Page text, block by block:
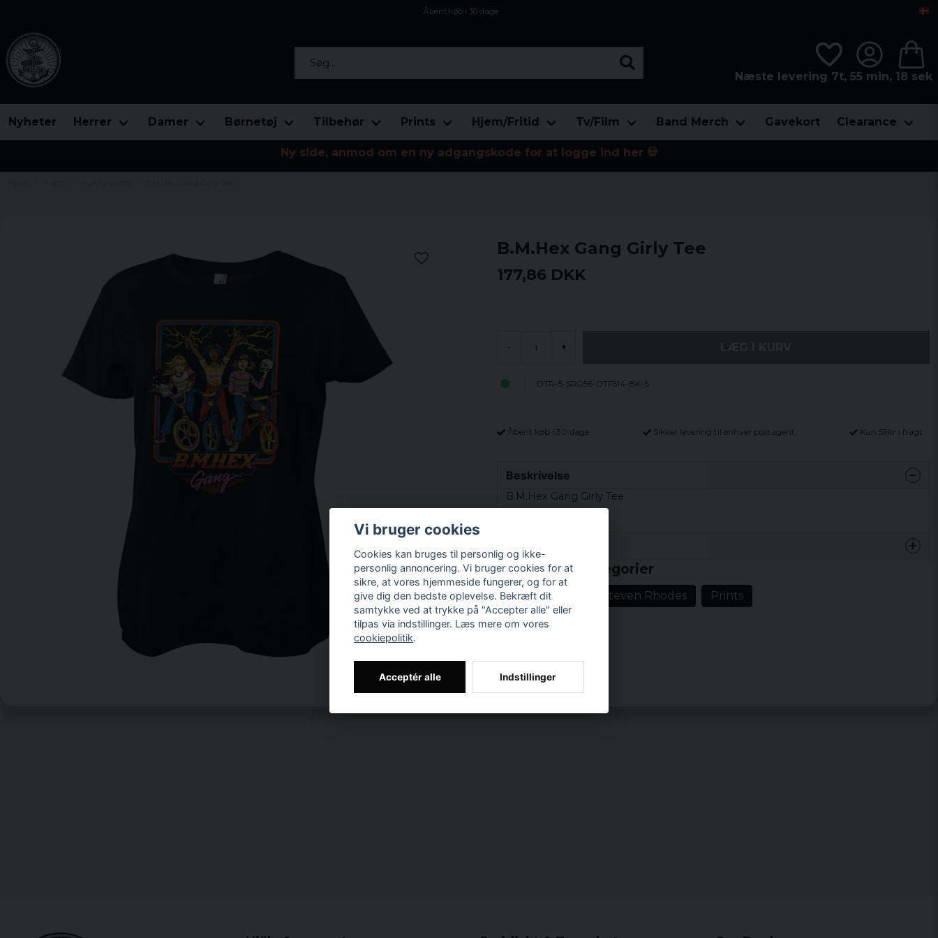
Åbent køb i 30 dage
Næste levering 7t, 55 min, 17 sek
Nyheter Herrer Damer Børnetøj Tilbehør Prints Hjem/Fritid Tv/Film Band Merch Gavekort Clearance
Ny side, anmod om en ny adgangskode for at logge ind her 💀
B.M.Hex Gang Girly Tee
177,86 DKK
- +
DTR-5-SR056-DTF514-BK-S
Åbent køb i 30 dage Sikker levering til enhver postagent Kun 59kr i fragt
Beskrivelse
B.M.Hex Gang Girly Tee
Relaterede kategorier
Funny prints Steven Rhodes Prints
Vi bruger cookies
Cookies kan bruges til personlig og ikke-
personlig annoncering. Vi bruger cookies for at
sikre, at vores hjemmeside fungerer, og for at
give dig den bedste oplevelse. Bekræft dit
samtykke ved at trykke på "Accepter alle" eller
tilpas via indstillinger. Læs mere om vores
cookiepolitik.
Acceptér alle Indstillinger